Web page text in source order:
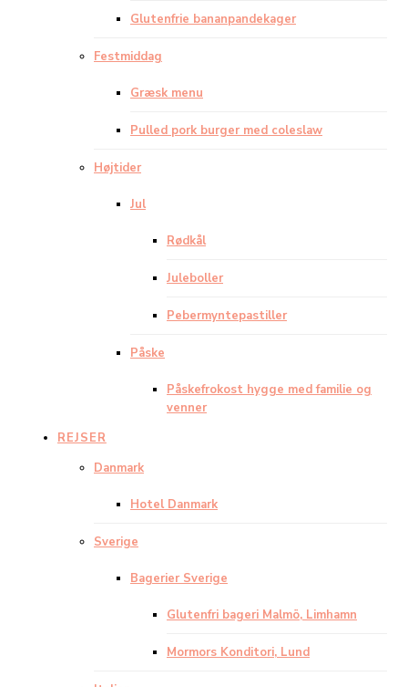
Glutenfrie bananpandekager
Festmiddag
Græsk menu
Pulled pork burger med coleslaw
Højtider
Jul
Rødkål
Juleboller
Pebermyntepastiller
Påske
Påskefrokost hygge med familie og
venner
REJSER
Danmark
Hotel Danmark
Sverige
Bagerier Sverige
Glutenfri bageri Malmö, Limhamn
Mormors Konditori, Lund